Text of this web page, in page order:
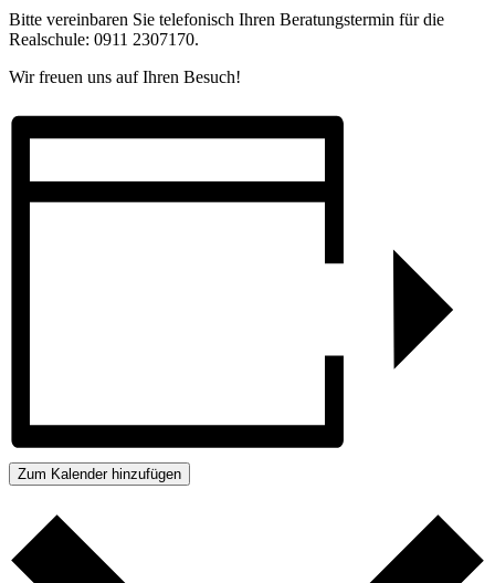
Bitte vereinbaren Sie telefonisch Ihren Beratungstermin für die
Realschule: 0911 2307170.
Wir freuen uns auf Ihren Besuch!
Zum Kalender hinzufügen